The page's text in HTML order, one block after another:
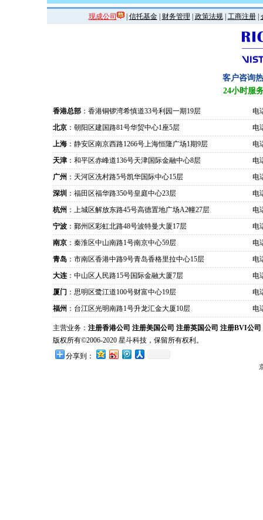
现成公司 | 信托基金| 财务管理 政策法规| 工商注册|
客户咨询
24小时服
香港总部 ：香港铜锣湾希慎道33号利园一期19层
电
北京 ：朝阳区建国路81号华贸中心1座5层
电
上海 ：静安区南京西路1266号上海恒隆广场1期9层
电
天津 ：和平区赤峰道136号天津国际金融中心8层
电
广州 ：天河区冼村路5号凯华国际中心15层
电
深圳 ：福田区福华路350号皇庭中心23层
电
杭州 ：上城区解放东路45号高德置地广场A2幢27层
电
宁波 ：鄞州区彩虹北路48号波特曼大厦17层
电
南京 ：秦淮区中山南路1号南京中心59层
电
青岛 ：市南区香港中路9号青岛香格里拉中心15层
电
大连 ：中山区人民路15号国际金融大厦7层
电
厦门 ：思明区鹭江道100号财富中心19层
电
福州 ：台江区光明南路1号升龙汇金大厦10层 电
主营业务： 注册香港公司 注册美国公司 注册英国公司 注册BVI公司
版权所有©2006-2020 星斗科技，保留所有权利。
分享到：